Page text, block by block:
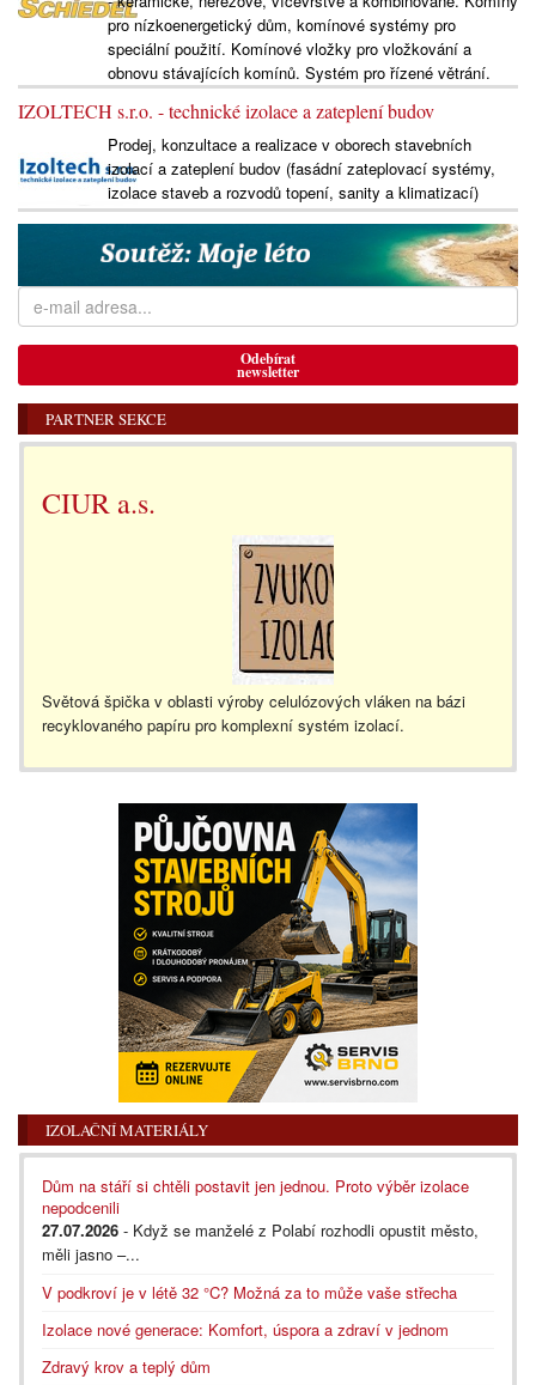
pro nízkoenergetický dům, komínové systémy pro
speciální použití. Komínové vložky pro vložkování a
obnovu stávajících komínů. Systém pro řízené větrání.
IZOLTECH s.r.o. - technické izolace a zateplení budov
Prodej, konzultace a realizace v oborech stavebních
izolací a zateplení budov (fasádní zateplovací systémy,
izolace staveb a rozvodů topení, sanity a klimatizací)
Odebírat
newsletter
PARTNER SEKCE
CIUR a.s.
Světová špička v oblasti výroby celulózových vláken na bázi
recyklovaného papíru pro komplexní systém izolací.
IZOLAČNÍ MATERIÁLY
Dům na stáří si chtěli postavit jen jednou. Proto výběr izolace
nepodcenili
27.07.2026 - Když se manželé z Polabí rozhodli opustit město,
měli jasno –...
V podkroví je v létě 32 °C? Možná za to může vaše střecha
Izolace nové generace: Komfort, úspora a zdraví v jednom
Zdravý krov a teplý dům